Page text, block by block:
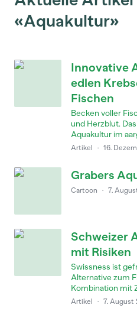
«Aquakultur»
Innovative
edlen
Fischen
Becken voller
und Herzblut.
Aquakultur im
Artikel · 16.
Grabers
Cartoon · 7.
Schweizer
mit Risiken
Swissness ist
Alternative zum
Kombination mit
Artikel · 7. August